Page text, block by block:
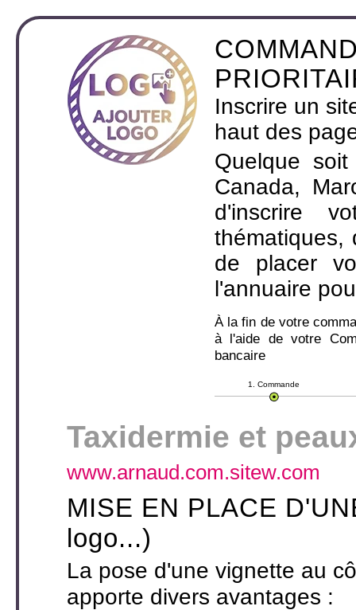
Inscrire un
haut des
Quelque
Canada,
d'inscrire
thématiques,
de placer
l'annuaire
À la fin de votre
à l'aide de votre
bancaire
1. Commande
Taxidermie et
www.arnaud.com.sitew.com
MISE EN PLACE
logo...)
La pose d'une vignette au
apporte divers avantages :